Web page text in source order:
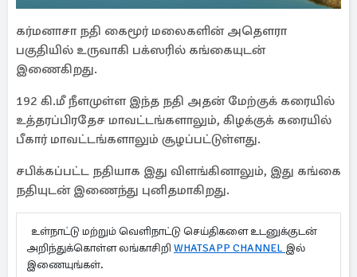
கர்மனாசா நதி கைமூர் மலைகளின் அதௌரா
பகுதியில் உருவாகி பக்ஸரில் கங்கையுடன்
இணைகிறது.
192 கி.மீ நீளமுள்ள இந்த நதி அதன் மேற்குக் கரையில்
உத்தரப்பிரதேச மாவட்டங்களாலும், கிழக்குக் கரையில்
பீகார் மாவட்டங்களாலும் சூழப்பட்டுள்ளது.
சபிக்கப்பட்ட நதியாக இது விளங்கினாலும், இது கங்கை
நதியுடன் இணைந்து புனிதமாகிறது.
உள்நாட்டு மற்றும் வெளிநாட்டு செய்திகளை உடனுக்குடன்
அறிந்துக்கொள்ள லங்காசிறி WHATSAPP CHANNEL இல்
இணையுங்கள்.